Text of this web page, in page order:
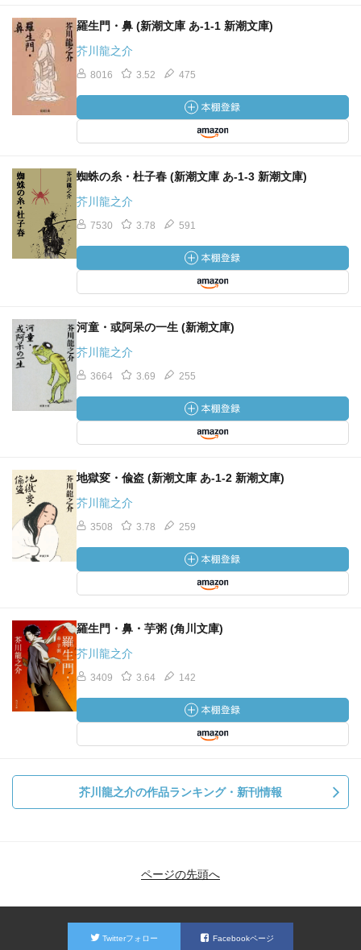
羅生門・鼻 (新潮文庫 あ-1-1 新潮文庫)
芥川龍之介
8016 3.52 475
蜘蛛の糸・杜子春 (新潮文庫 あ-1-3 新潮文庫)
芥川龍之介
7530 3.78 591
河童・或阿呆の一生 (新潮文庫)
芥川龍之介
3664 3.69 255
地獄変・偸盗 (新潮文庫 あ-1-2 新潮文庫)
芥川龍之介
3508 3.78 259
羅生門・鼻・芋粥 (角川文庫)
芥川龍之介
3409 3.64 142
芥川龍之介の作品ランキング・新刊情報
ページの先頭へ
Twitterフォロー Facebookページ